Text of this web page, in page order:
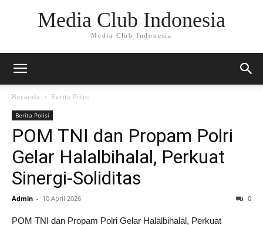
Media Club Indonesia
Media Club Indonesia
Beranda Berita Polisi
Berita Polisi
POM TNI dan Propam Polri
Gelar Halalbihalal, Perkuat
Sinergi-Soliditas
Admin - 10 April 2026 0
POM TNI dan Propam Polri Gelar Halalbihalal, Perkuat